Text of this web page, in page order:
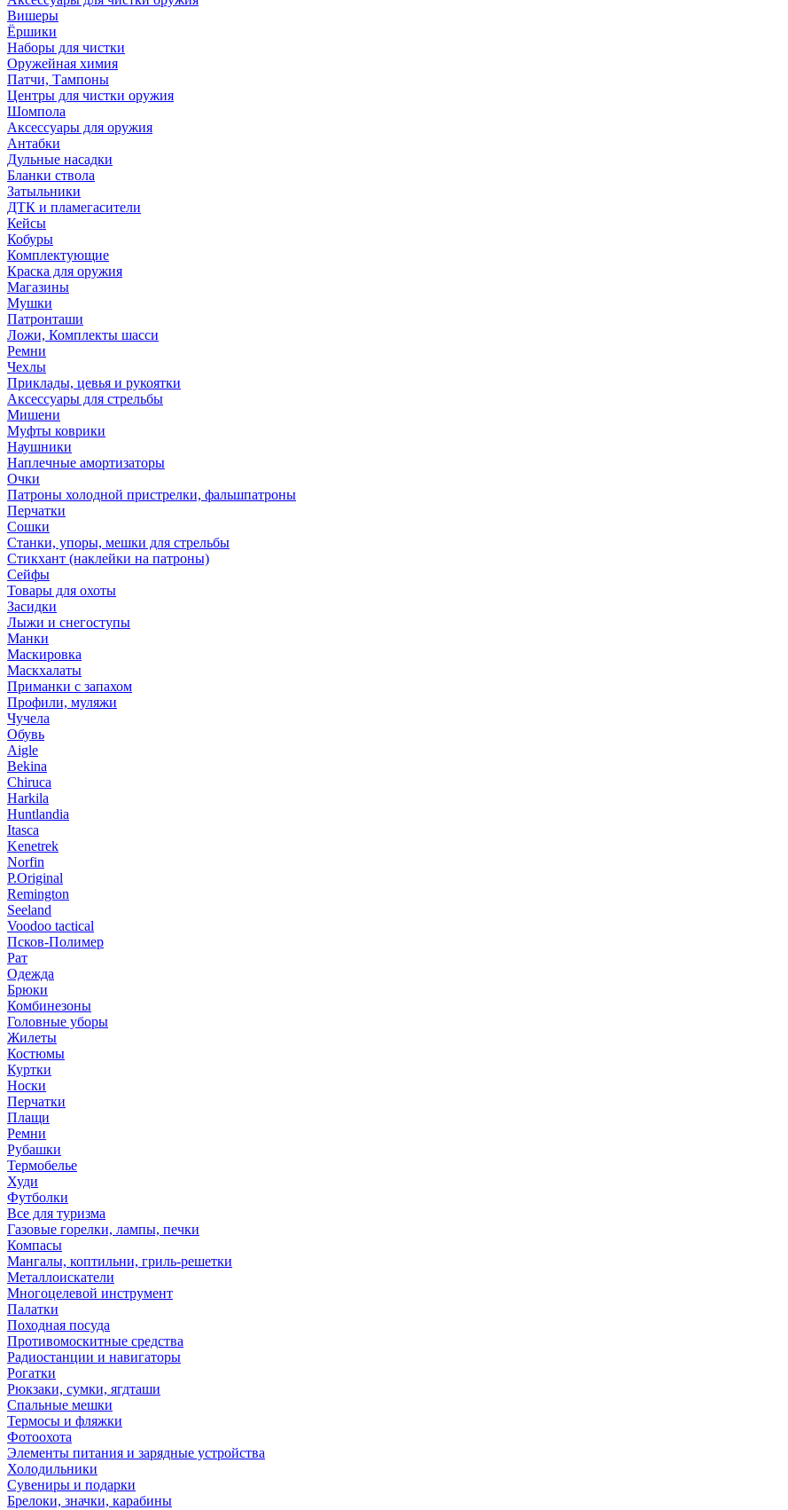
Вишеры
Ёршики
Наборы для чистки
Оружейная химия
Патчи, Тампоны
Центры для чистки оружия
Шомпола
Аксессуары для оружия
Антабки
Дульные насадки
Бланки ствола
Затыльники
ДТК и пламегасители
Кейсы
Кобуры
Комплектующие
Краска для оружия
Магазины
Мушки
Патронташи
Ложи, Комплекты шасси
Ремни
Чехлы
Приклады, цевья и рукоятки
Аксессуары для стрельбы
Мишени
Муфты коврики
Наушники
Наплечные амортизаторы
Очки
Патроны холодной пристрелки, фальшпатроны
Перчатки
Сошки
Станки, упоры, мешки для стрельбы
Стикхант (наклейки на патроны)
Сейфы
Товары для охоты
Засидки
Лыжи и снегоступы
Манки
Маскировка
Маскхалаты
Приманки с запахом
Профили, муляжи
Чучела
Обувь
Aigle
Bekina
Chiruсa
Harkila
Huntlandia
Itasca
Kenetrek
Norfin
P.Original
Remington
Seeland
Voodoo tactical
Псков-Полимер
Рат
Одежда
Брюки
Комбинезоны
Головные уборы
Жилеты
Костюмы
Куртки
Носки
Перчатки
Плащи
Ремни
Рубашки
Термобелье
Худи
Футболки
Все для туризма
Газовые горелки, лампы, печки
Компасы
Мангалы, коптильни, гриль-решетки
Металлоискатели
Многоцелевой инструмент
Палатки
Походная посуда
Противомоскитные средства
Радиостанции и навигаторы
Рогатки
Рюкзаки, сумки, ягдташи
Спальные мешки
Термосы и фляжки
Фотоохота
Элементы питания и зарядные устройства
Холодильники
Сувениры и подарки
Брелоки, значки, карабины